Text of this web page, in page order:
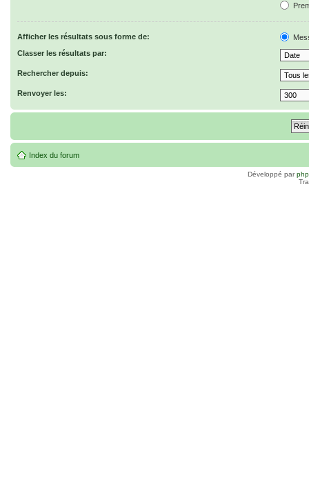
Afficher les résultats sous forme de:
Classer les résultats par:
Rechercher depuis:
Renvoyer les:
Index du forum
Développé par